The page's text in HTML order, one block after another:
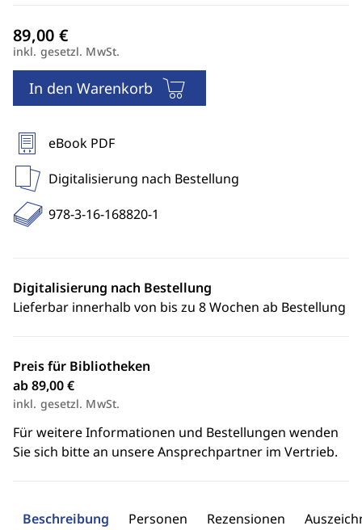
inkl. gesetzl. MwSt.
In den Warenkorb
eBook PDF
Digitalisierung nach Bestellung
978-3-16-168820-1
Digitalisierung nach Bestellung
Lieferbar innerhalb von bis zu 8 Wochen ab Bestellung
Preis für Bibliotheken
ab 89,00 €
inkl. gesetzl. MwSt.
Für weitere Informationen und Bestellungen wenden
Sie sich bitte an unsere Ansprechpartner im Vertrieb.
Beschreibung Personen Rezensionen